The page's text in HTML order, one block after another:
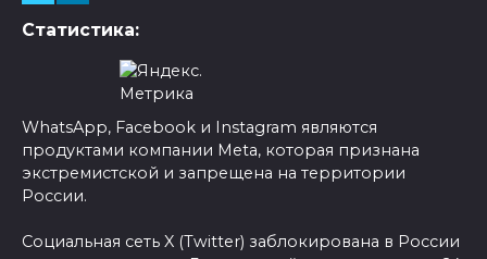
Статистика:
WhatsApp, Facebook и Instagram являются
продуктами компании Meta, которая признана
экстремистской и запрещена на территории
России.
Социальная сеть X (Twitter) заблокирована в России